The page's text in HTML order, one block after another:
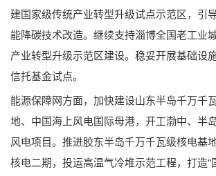
建国家级传统产业转型升级试点示范区，引
能降碳技术改造。继续支持淄博全国老工业
产业转型升级示范区建设。稳妥开展基础设
信托基金试点。
能源保障网方面，加快建设山东半岛千万千
地、中国海上风电国际母港，开工渤中、半
风电项目。推进胶东半岛千万千瓦级核电基
核电二期，投运高温气冷堆示范工程，打造“